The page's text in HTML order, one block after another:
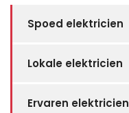
Spoed elektricien
Lokale elektricien
Ervaren elektricien